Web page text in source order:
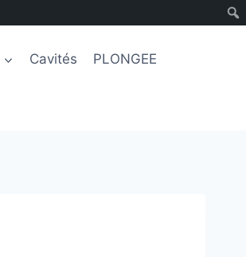
Cavités PLONGEE